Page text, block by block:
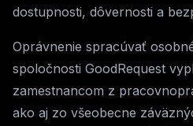
dostupnosti, dôvernosti a
Oprávnenie spracúvať
spoločnosti GoodRequest
zamestnancom z
ako aj zo všeobecne